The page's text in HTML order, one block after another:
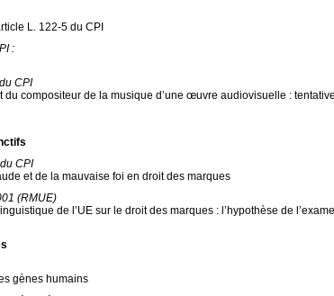
L. 122-5 du CPI
:
CPI
du compositeur de la musique d’une œuvre audiovisuelle :
CPI
et de la mauvaise foi en droit des marques
(RMUE)
de l’UE sur le droit des marques : l’hypothèse de
gènes humains